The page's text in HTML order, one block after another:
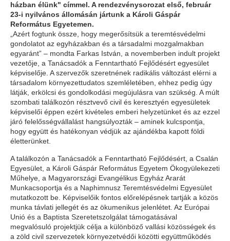
házban élünk" címmel. A rendezvénysorozat első, február
23-i nyilvános állomásán jártunk a Károli Gáspár
Református Egyetemen.
„Azért fogtunk össze, hogy megerősítsük a teremtésvédelmi
gondolatot az egyházakban és a társadalmi mozgalmakban
egyaránt” – mondta Farkas István, a novemberben indult projekt
vezetője, a Tanácsadók a Fenntartható Fejlődésért egyesület
képviselője. A szervezők szeretnének radikális változást elérni a
társadalom környezettudatos szemléletében, ehhez pedig úgy
látják, erkölcsi és gondolkodási megújulásra van szükség. A múlt
szombati találkozón résztvevő civil és keresztyén egyesületek
képviselői éppen ezért kivételes emberi helyzetünket és az ezzel
járó felelősségvállalást hangsúlyozták – aminek kulcspontja,
hogy együtt és hatékonyan védjük az ajándékba kapott földi
életterünket.
A találkozón a Tanácsadók a Fenntartható Fejlődésért, a Csalán
Egyesület, a Károli Gáspár Református Egyetem Ökogyülekezeti
Műhelye, a Magyarországi Evangélikus Egyház Ararát
Munkacsoportja és a Naphimnusz Teremtésvédelmi Egyesület
mutatkozott be. Képviselőik fontos előrelépésnek tartják a közös
munka távlati jellegét és az ökumenikus jelenlétet. Az Európai
Unió és a Baptista Szeretetszolgálat támogatásával
megvalósuló projektjük célja a különböző vallási közösségek és
a zöld civil szervezetek környezetvédői közötti együttműködés